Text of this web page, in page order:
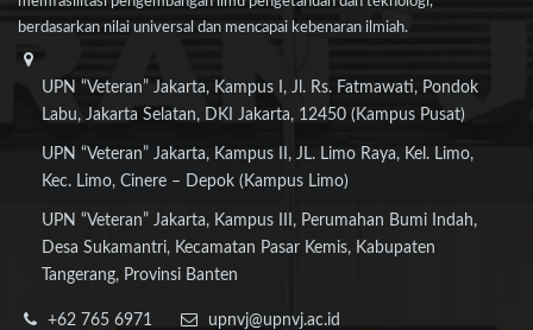
berdasarkan nilai universal dan mencapai kebenaran ilmiah.
UPN “Veteran” Jakarta, Kampus I, Jl. Rs. Fatmawati, Pondok
Labu, Jakarta Selatan, DKI Jakarta, 12450 (Kampus Pusat)
UPN “Veteran” Jakarta, Kampus II, JL. Limo Raya, Kel. Limo,
Kec. Limo, Cinere – Depok (Kampus Limo)
UPN “Veteran” Jakarta, Kampus III, Perumahan Bumi Indah,
Desa Sukamantri, Kecamatan Pasar Kemis, Kabupaten
Tangerang, Provinsi Banten
+62 765 6971
upnvj@upnvj.ac.id